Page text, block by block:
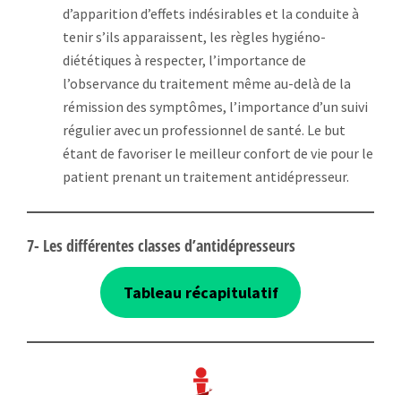
d’apparition d’effets indésirables et la conduite à
tenir s’ils apparaissent, les règles hygiéno-
diététiques à respecter, l’importance de
l’observance du traitement même au-delà de la
rémission des symptômes, l’importance d’un suivi
régulier avec un professionnel de santé. Le but
étant de favoriser le meilleur confort de vie pour le
patient prenant un traitement antidépresseur.
7- Les différentes classes d’antidépresseurs
Tableau récapitulatif